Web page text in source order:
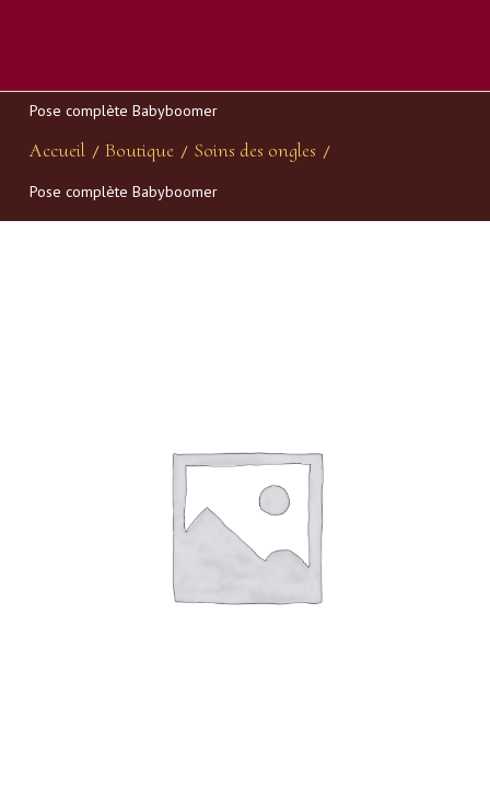
Pose complète Babyboomer
Accueil / Boutique / Soins des ongles /
Pose complète Babyboomer